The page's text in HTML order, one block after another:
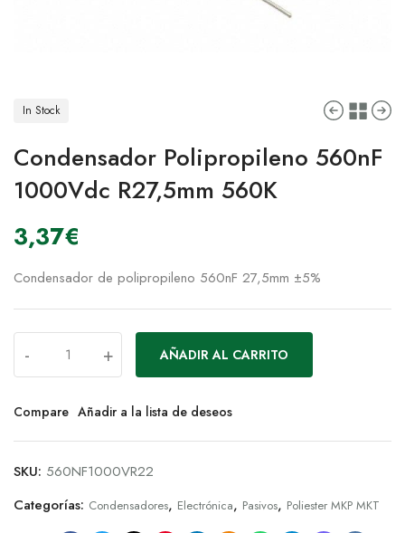
In Stock
Condensador Polipropileno 560nF
1000Vdc R27,5mm 560K
3,37€
Condensador de polipropileno 560nF 27,5mm ±5%
- + AÑADIR AL CARRITO
Compare Añadir a la lista de deseos
SKU: 560NF1000VR22
Categorías: Condensadores, Electrónica, Pasivos, Poliester MKP MKT